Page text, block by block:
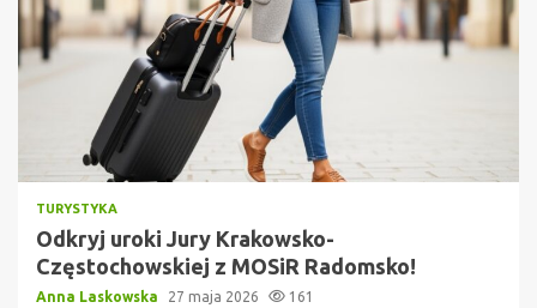
TURYSTYKA
Odkryj uroki Jury Krakowsko-
Częstochowskiej z MOSiR Radomsko!
Anna Laskowska 27 maja 2026 161